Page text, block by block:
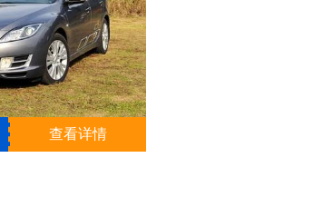
查看详情